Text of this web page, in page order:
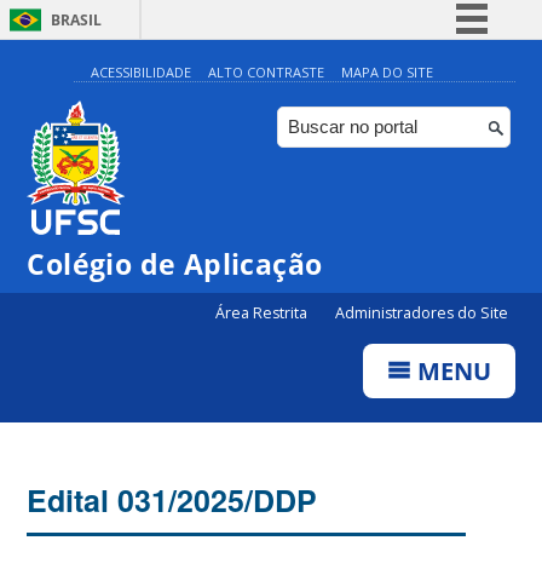
BRASIL
Simplifique!
Comunica BR
Participe
ACESSIBILIDADE ALTO CONTRASTE MAPA DO SITE
Colégio de Aplicação
Área Restrita Administradores do Site
MENU
Edital 031/2025/DDP